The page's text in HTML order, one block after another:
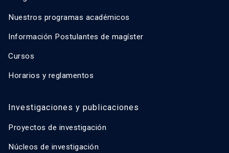
Nuestros programas académicos
Información Postulantes de magíster
Cursos
Horarios y reglamentos
Investigaciones y publicaciones
Proyectos de investigación
Núcleos de investigación